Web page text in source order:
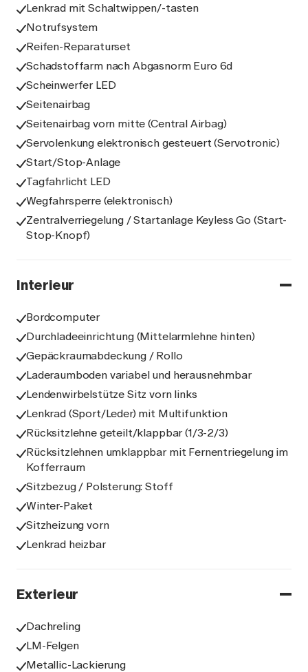
Lenkrad mit Schaltwippen/-tasten
Notrufsystem
Reifen-Reparaturset
Schadstoffarm nach Abgasnorm Euro 6d
Scheinwerfer LED
Seitenairbag
Seitenairbag vorn mitte (Central Airbag)
Servolenkung elektronisch gesteuert (Servotronic)
Start/Stop-Anlage
Tagfahrlicht LED
Wegfahrsperre (elektronisch)
Zentralverriegelung / Startanlage Keyless Go (Start-
Stop-Knopf)
Interieur
Bordcomputer
Durchladeeinrichtung (Mittelarmlehne hinten)
Gepäckraumabdeckung / Rollo
Laderaumboden variabel und herausnehmbar
Lendenwirbelstütze Sitz vorn links
Lenkrad (Sport/Leder) mit Multifunktion
Rücksitzlehne geteilt/klappbar (1/3-2/3)
Rücksitzlehnen umklappbar mit Fernentriegelung im
Kofferraum
Sitzbezug / Polsterung: Stoff
Winter-Paket
Sitzheizung vorn
Lenkrad heizbar
Exterieur
Dachreling
LM-Felgen
Metallic-Lackierung